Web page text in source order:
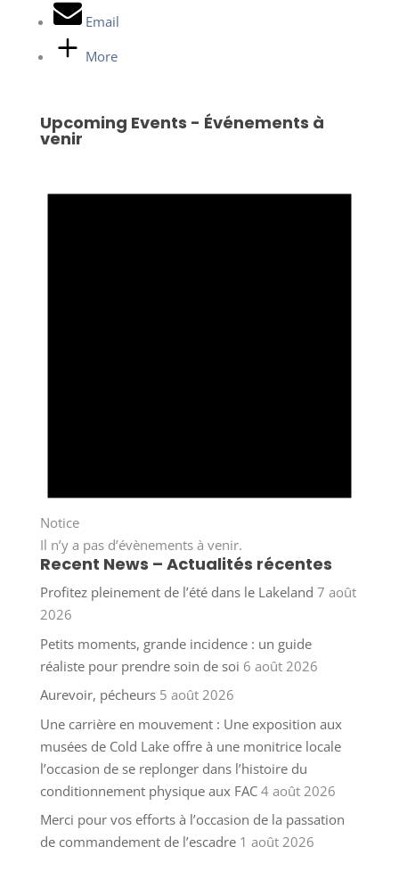
Email
More
Upcoming Events - Événements à
venir
Notice
Il n’y a pas d’évènements à venir.
Recent News – Actualités récentes
Profitez pleinement de l’été dans le Lakeland 7 août
2026
Petits moments, grande incidence : un guide
réaliste pour prendre soin de soi 6 août 2026
Aurevoir, pécheurs 5 août 2026
Une carrière en mouvement : Une exposition aux
musées de Cold Lake offre à une monitrice locale
l’occasion de se replonger dans l’histoire du
conditionnement physique aux FAC 4 août 2026
Merci pour vos efforts à l’occasion de la passation
de commandement de l’escadre 1 août 2026